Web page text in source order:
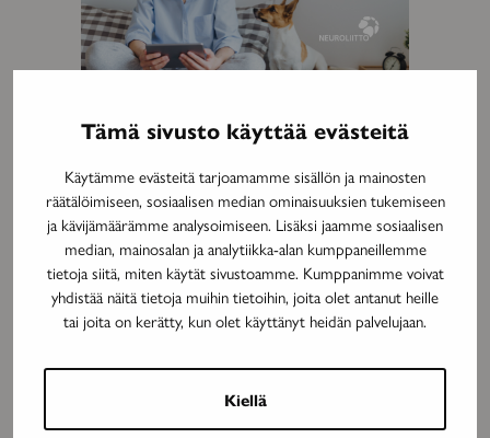
Tämä sivusto käyttää evästeitä
Käytämme evästeitä tarjoamamme sisällön ja mainosten
räätälöimiseen, sosiaalisen median ominaisuuksien tukemiseen
ja kävijämäärämme analysoimiseen. Lisäksi jaamme sosiaalisen
median, mainosalan ja analytiikka-alan kumppaneillemme
tietoja siitä, miten käytät sivustoamme. Kumppanimme voivat
yhdistää näitä tietoja muihin tietoihin, joita olet antanut heille
tai joita on kerätty, kun olet käyttänyt heidän palvelujaan.
Kiellä